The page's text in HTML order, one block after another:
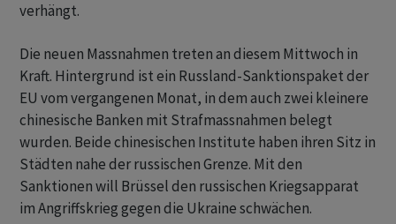
verhängt.
Die neuen Massnahmen treten an diesem Mittwoch in
Kraft. Hintergrund ist ein Russland-Sanktionspaket der
EU vom vergangenen Monat, in dem auch zwei kleinere
chinesische Banken mit Strafmassnahmen belegt
wurden. Beide chinesischen Institute haben ihren Sitz in
Städten nahe der russischen Grenze. Mit den
Sanktionen will Brüssel den russischen Kriegsapparat
im Angriffskrieg gegen die Ukraine schwächen.